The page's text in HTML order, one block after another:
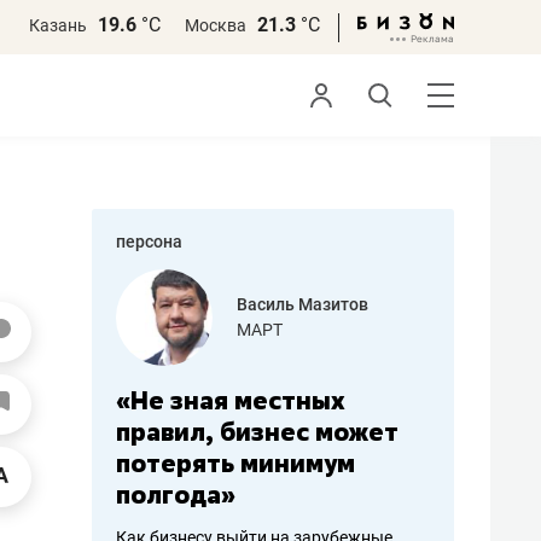
Казань 19.6 °С Москва 21.3 °С
персона
работа
Василь Мазитов
МАРТ
«Не зная местных
правил, бизнес может
потерять минимум
полгода»